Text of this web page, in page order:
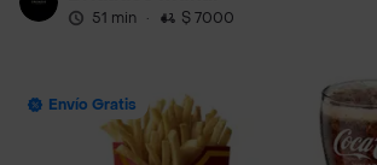
51 min · $ 7000
Envío Gratis